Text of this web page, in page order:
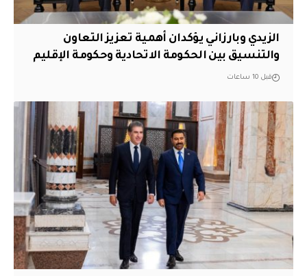
الزيدي وبارزاني يؤكدان أهمية تعزيز التعاون
والتنسيق بين الحكومة الاتحادية وحكومة الإقليم
قبل 10 ساعات